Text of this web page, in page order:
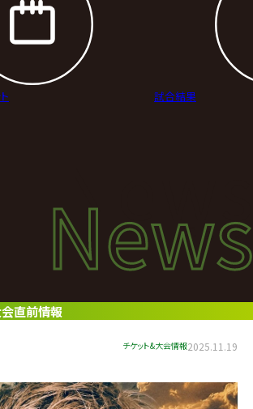
試合結果
Newsニュース
News
会直前情報
チケット&大会情報2025.11.19